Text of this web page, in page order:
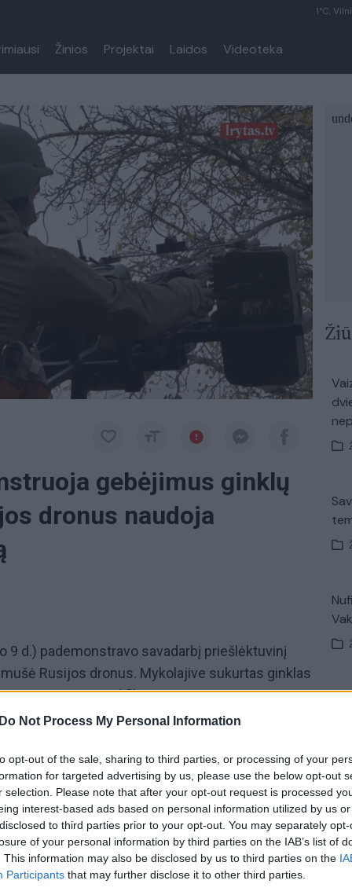
Do Not Process My Personal Information
opt-out of the sale, sharing to third parties, or processing of your
for targeted advertising by us, please use the below opt-out
selection. Please note that after your opt-out request is processed
interest-based ads based on personal information utilized by us
to third parties prior to your opt-out. You may separately
of your personal information by third parties on the IAB’s list of
This information may also be disclosed by us to third parties on the
Participants that may further disclose it to other third parties.
1°C,
Žinios Projektai Laidos Videoteka
gebėjimus ginklų
dronus naudoja
9 d.) pademonstravo savadarbį priešlėktuvinį
Rusijos dronus. Mykolajive sukurtas ginklas
sumontuotų modifikuotoje transporto
gvardijos karių, bendradarbiaujant su
gvardijos atstovas spaudai Dmytro
tautai, gimsta didelės idėjos ir
savadarbis ginklas dronai